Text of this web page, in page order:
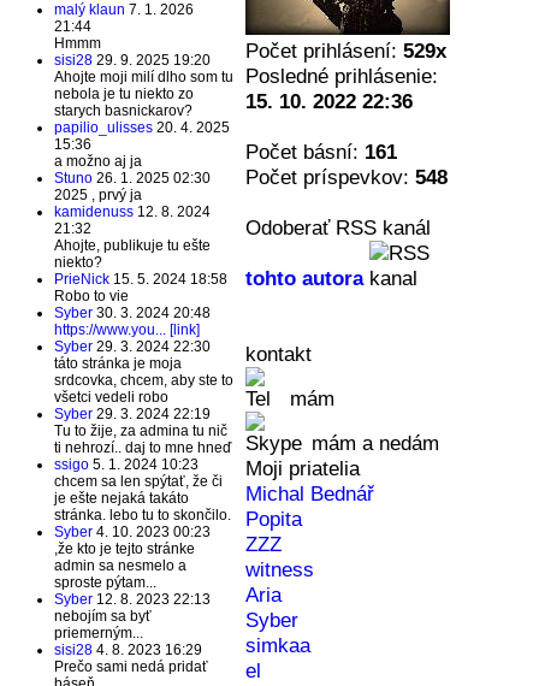
malý klaun 7. 1. 2026
21:44
Hmmm
sisi28 29. 9. 2025 19:20
Ahojte moji milí dlho som tu
nebola je tu niekto zo
starych basnickarov?
papilio_ulisses 20. 4. 2025
15:36
a možno aj ja
Stuno 26. 1. 2025 02:30
2025 , prvý ja
kamidenuss 12. 8. 2024
21:32
Ahojte, publikuje tu ešte
niekto?
PrieNick 15. 5. 2024 18:58
Robo to vie
Syber 30. 3. 2024 20:48
https://www.you... [link]
Syber 29. 3. 2024 22:30
táto stránka je moja
srdcovka, chcem, aby ste to
všetci vedeli robo
Syber 29. 3. 2024 22:19
Tu to žije, za admina tu nič
ti nehrozí.. daj to mne hneď
ssigo 5. 1. 2024 10:23
chcem sa len spýtať, že či
je ešte nejaká takáto
stránka. lebo tu to skončilo.
Syber 4. 10. 2023 00:23
,že kto je tejto stránke
admin sa nesmelo a
sproste pýtam...
Syber 12. 8. 2023 22:13
nebojím sa byť
priemerným...
sisi28 4. 8. 2023 16:29
Prečo sami nedá pridať
Počet prihlásení: 529x
Posledné prihlásenie:
15. 10. 2022 22:36
Počet básní: 161
Počet príspevkov: 548
Odoberať RSS kanál
tohto autora
kontakt
mám
mám a nedám
Moji priatelia
Michal Bednář
Popita
ZZZ
witness
Aria
Syber
simkaa
el